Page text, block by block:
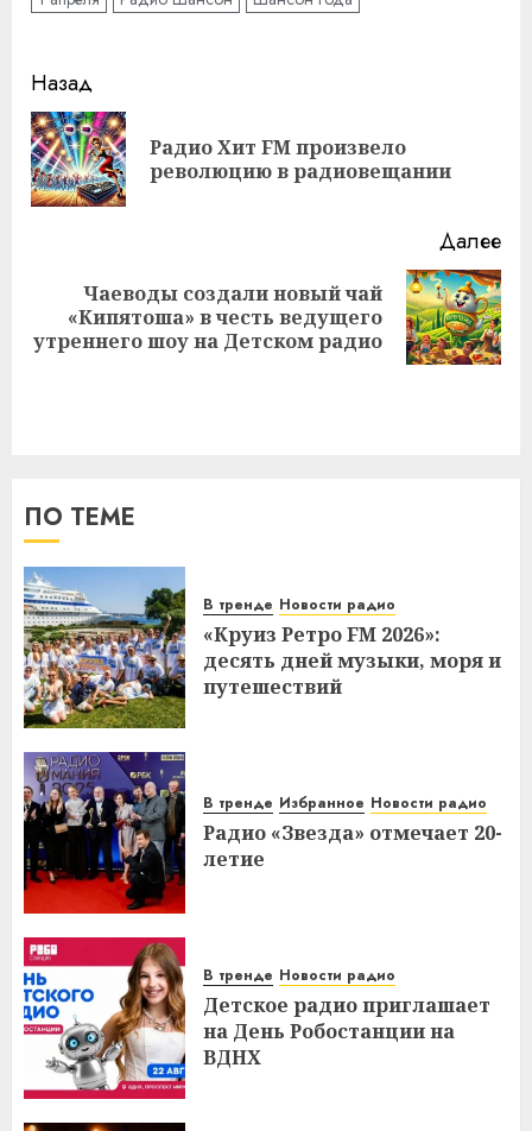
Навигация
записи
Назад
Радио Хит FM произвело
революцию в радиовещании
Далее
Следующая
запись:
Чаеводы создали новый чай
«Кипятоша» в честь ведущего
утреннего шоу на Детском радио
ПО ТЕМЕ
В тренде Новости радио
«Круиз Ретро FM 2026»:
десять дней музыки, моря и
путешествий
В тренде Избранное Новости радио
Радио «Звезда» отмечает 20-
летие
В тренде Новости радио
Детское радио приглашает
на День Робостанции на
ВДНХ